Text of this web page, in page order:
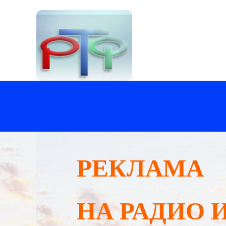
РЕКЛАМА
НА РАДИО